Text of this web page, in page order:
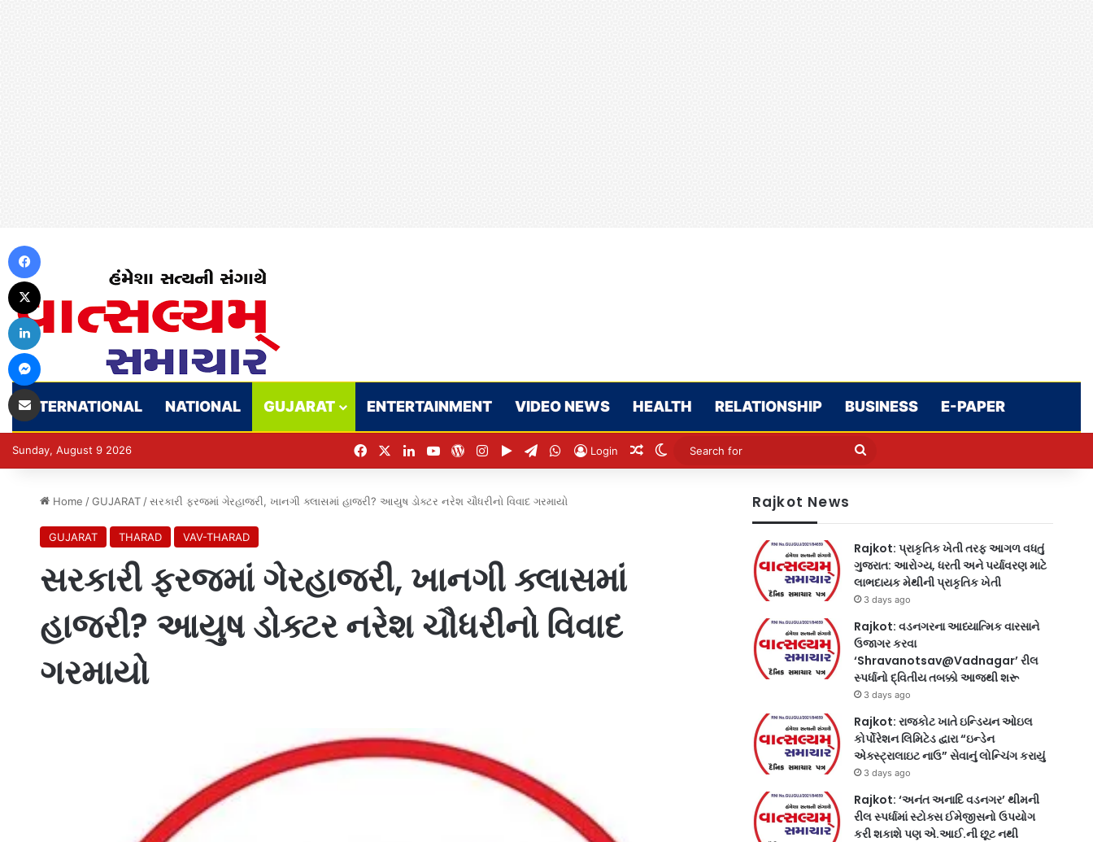
INTERNATIONAL NATIONAL GUJARAT ENTERTAINMENT VIDEO NEWS HEALTH RELATIONSHIP BUSINESS E-PAPER
Sunday, August 9 2026 FacebookLinkedInYouTubeWordPress
Instagram
Google Play
TelegramWhatsApp
Login Random Article
Switch skin
Search
Home / GUJARAT / સરકારી ફરજમાં ગેરહાજરી, ખાનગી ક્લાસમાં હાજરી? આયુષ ડોક્ટર નરેશ ચૌધરીનો વિવાદ ગરમાયો
GUJARAT THARAD VAV-THARAD
સરકારી ફરજમાં ગેરહાજરી, ખાનગી ક્લાસમાં
હાજરી? આયુષ ડોક્ટર નરેશ ચૌધરીનો વિવાદ
ગરમાયો
Rajkot News
Rajkot: પ્રાકૃતિક ખેતી તરફ આગળ વધતું
ગુજરાત: આરોગ્ય, ધરતી અને પર્યાવરણ માટે
લાભદાયક મેથીની પ્રાકૃતિક ખેતી
3 days ago
Rajkot: વડનગરના આધ્યાત્મિક વારસાને
ઉજાગર કરવા
‘Shravanotsav@Vadnagar’ રીલ
સ્પર્ધાનો દ્વિતીય તબક્કો આજથી શરૂ
3 days ago
Rajkot: રાજકોટ ખાતે ઇન્ડિયન ઓઇલ
કોર્પોરેશન લિમિટેડ દ્વારા “ઇન્ડેન
એક્સ્ટ્રાલાઇટ નાઉ” સેવાનું લોન્ચિંગ કરાયું
3 days ago
Rajkot: ‘અનંત અનાદિ વડનગર’ થીમની
રીલ સ્પર્ધામાં સ્ટોક્સ ઈમેજીસનો ઉપયોગ
કરી શકાશે પણ એ.આઈ.ની છૂટ નથી
LinkedIn